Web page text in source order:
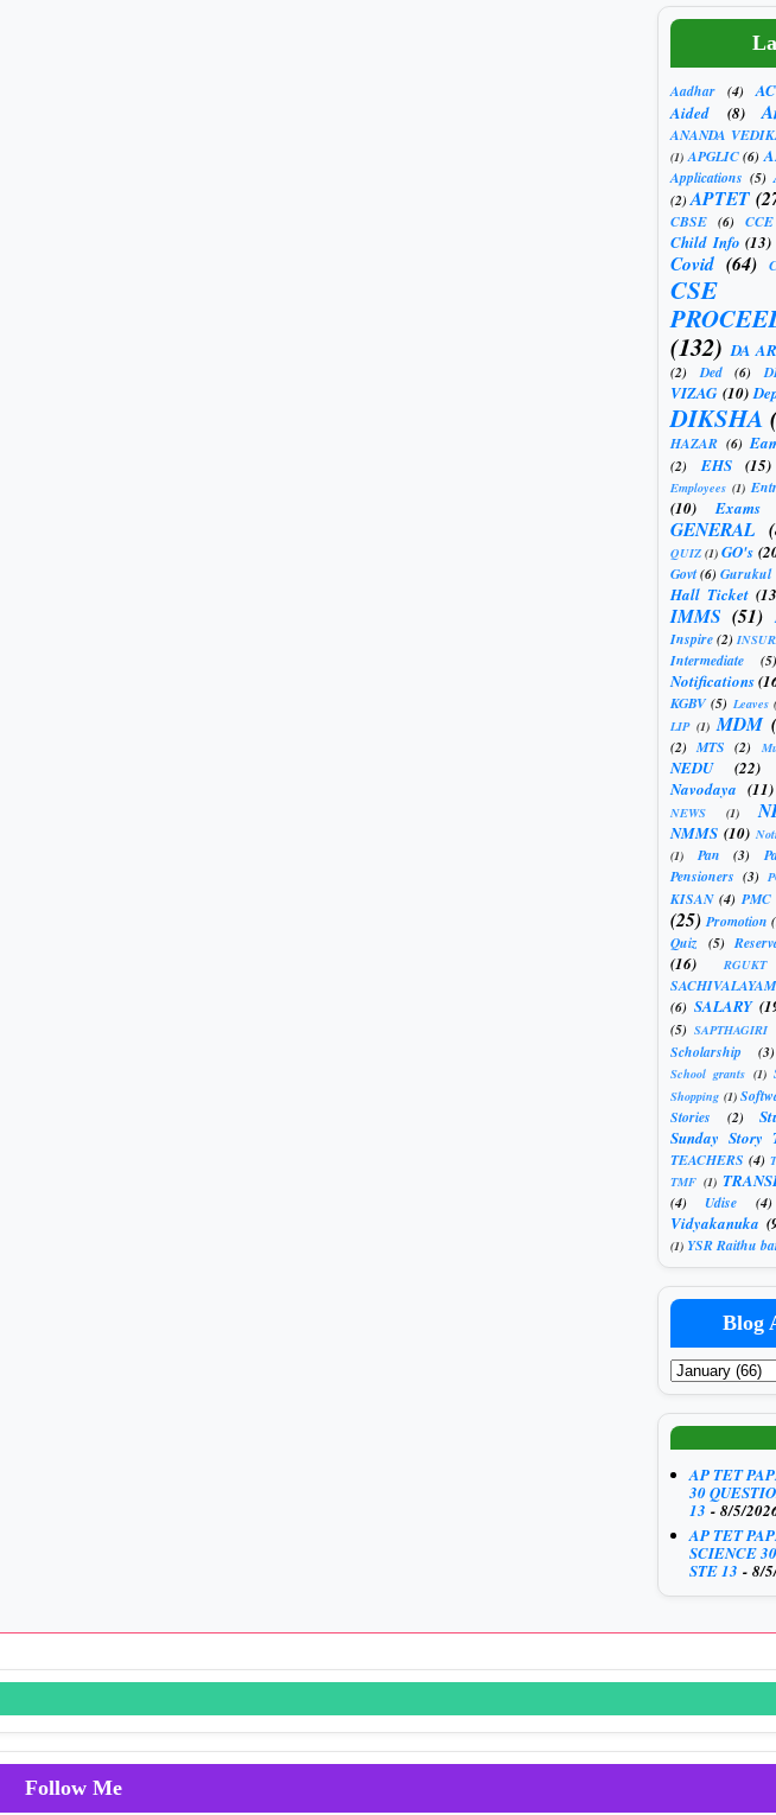
Aadhar (4)
Aided
(8)
ANANDA
(1) APGLIC (6)
Applications (5)
(2)APTET
CBSE (6) CCE
Child Info (13)
Covid (64)
CSE
(132) DA
(2) Ded (6)
VIZAG (10)
DIKSHA
HAZAR (6)
(2) EHS (15)
Employees (1)
(10) Exams
GENERAL
QUIZ (1) GO's
Govt(6)Gurukul
Hall Ticket
IMMS (51)
Inspire(2)
Intermediate (5)
Notifications
KGBV (5) Leaves
LIP (1) MDM
(2) MTS (2)
NEDU
(22)
Navodaya (11)
NEWS (1)
NMMS (10)
(1)
Pan (3)
Pensioners (3)
KISAN (4) PMC
(25) Promotion
Quiz (5)
(16) RGUKT
SACHIVALAYAM
(6) SALARY
(5) SAPTHAGIRI
Scholarship (3)
School grants (1)
Shopping (1)
Stories
(2)
Sunday Story
TEACHERS (4)
TMF (1)
(4) Udise (4)
Vidyakanuka
(1) YSR Raithu
Blog
AP TET
30
13 - 8/5/
AP TET
SCIENCE
STE 13 - 8/
Follow Me